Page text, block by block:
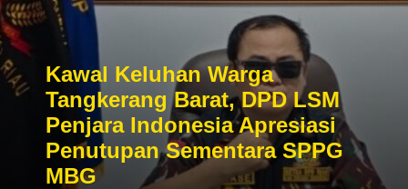
Kawal Keluhan Warga
Tangkerang Barat, DPD LSM
Penjara Indonesia Apresiasi
Penutupan Sementara SPPG
MBG